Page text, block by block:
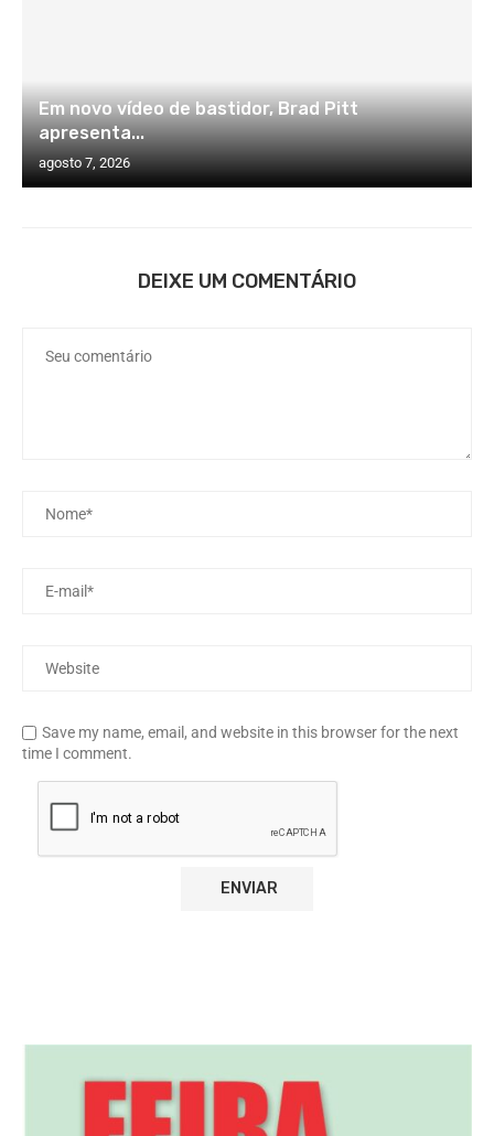
Em novo vídeo de bastidor, Brad Pitt
apresenta...
agosto 7, 2026
DEIXE UM COMENTÁRIO
Save my name, email, and website in this browser for the next
time I comment.